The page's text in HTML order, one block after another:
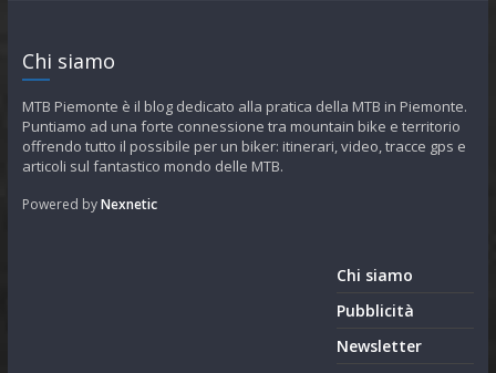
Chi siamo
MTB Piemonte è il blog dedicato alla pratica della MTB in Piemonte.
Puntiamo ad una forte connessione tra mountain bike e territorio
offrendo tutto il possibile per un biker: itinerari, video, tracce gps e
articoli sul fantastico mondo delle MTB.
Powered byNexnetic
Chi siamo
Pubblicità
Newsletter